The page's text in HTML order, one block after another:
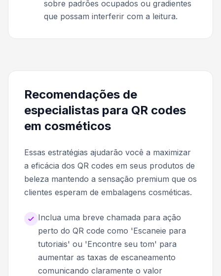
sobre padrões ocupados ou gradientes
que possam interferir com a leitura.
Recomendações de
especialistas para QR codes
em cosméticos
Essas estratégias ajudarão você a maximizar
a eficácia dos QR codes em seus produtos de
beleza mantendo a sensação premium que os
clientes esperam de embalagens cosméticas.
Inclua uma breve chamada para ação
perto do QR code como 'Escaneie para
tutoriais' ou 'Encontre seu tom' para
aumentar as taxas de escaneamento
comunicando claramente o valor